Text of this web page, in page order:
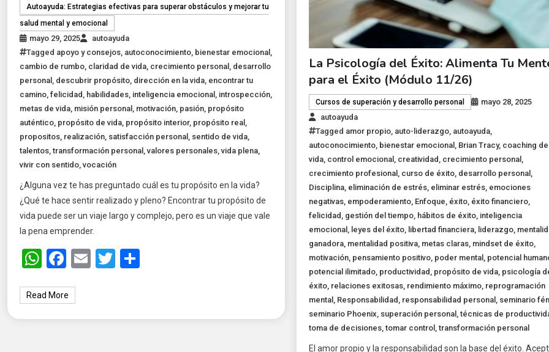
Autoayuda: Estrategias efectivas para superar obstáculos y mejorar tu
salud mental y emocional
mayo 29, 2025
autoayuda
Tagged apoyo y consejos autoconocimiento bienestar emocional
cambio de rumbo claridad de vida crecimiento personal desarrollo
personal descubrir propósito dirección en la vida encontrar tu
camino ,felicidad habilidades inteligencia emocional introspección
metas de vida misión personal motivación pasión propósito
auténtico propósito de vida propósito interior, propósito real
propositos realización satisfacción personal sentido de vida
talentos ,transformación personal ,valores personales ,vida plena
vivir con sentido ,vocación
¿Alguna vez te has preguntado cuál es tu propósito en la vida?
¿Qué te hace sentir realizado y pleno? Encontrar tu propósito de
vida puede ser un viaje largo y complejo, pero es un viaje que vale
la pena emprender.
WhatsApp
Facebook
EmailTwitter
Read More
La Psicología del Éxito: Alimenta Tu
para el Éxito (Módulo 11/26)
Cursos de superación y desarrollo personal
mayo 28, 2025
autoayuda
Tagged amor propio, auto-liderazgo, autoayuda,
autoconocimiento, bienestar emocional Brian Tracy, coaching de
vida, control emocional creatividad crecimiento personal
crecimiento profesional
curso de éxito, desarrollo personal
Disciplina, eliminación de estrés, eliminar estrés, emociones
negativas, empoderamiento, Enfoque éxito, éxito financiero,
felicidad gestión del tiempo, hábitos de éxito, inteligencia
emocional
leyes del éxito, libertad financiera, liderazgo,
ganadora, mentalidad positiva, metas claras, mindset de éxito,
motivación, pensamiento positivo, poder mental
potencial
potencial ilimitado, productividad propósito de vida, psicología
éxito, relaciones exitosas, rendimiento máximo, reprogramación
mental
Responsabilidad responsabilidad personal
seminario
seminario Phoenix superación personal ,técnicas de
toma de decisiones,tomar control ,transformación personal
El amor propio y la responsabilidad son la base del éxito.